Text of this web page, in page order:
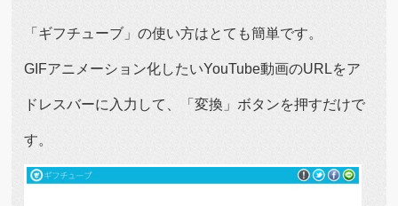
「ギフチューブ」の使い方はとても簡単です。
GIFアニメーション化したいYouTube動画のURLをア
ドレスバーに入力して、「変換」ボタンを押すだけで
す。